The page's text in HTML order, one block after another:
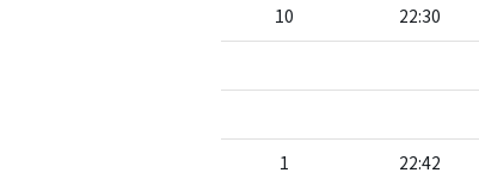
10 22:30
1 22:42